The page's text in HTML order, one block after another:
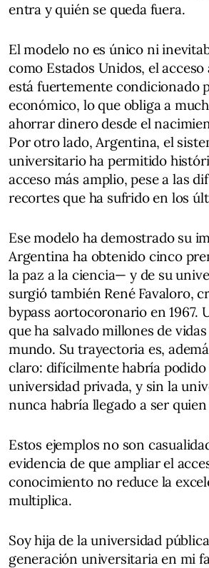
entra y quién se queda fuera.
El modelo no es único ni
como Estados Unidos, el
está fuertemente condicionado
económico, lo que obliga a
ahorrar dinero desde el
Por otro lado, Argentina, el
universitario ha permitido
acceso más amplio, pese a las
recortes que ha sufrido en los
Ese modelo ha demostrado su
Argentina ha obtenido cinco
la paz a la ciencia— y de su
surgió también René Favaloro,
bypass aortocoronario en 1967.
que ha salvado millones de
mundo. Su trayectoria es,
claro: difícilmente habría
universidad privada, y sin la
nunca habría llegado a ser quien
Estos ejemplos no son
evidencia de que ampliar el
conocimiento no reduce la
multiplica.
Soy hija de la universidad
generación universitaria en mi